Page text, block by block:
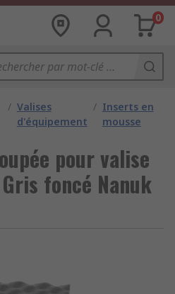
0
/ Valises
d'équipement
/ Inserts en
mousse
pour valise
foncé Nanuk